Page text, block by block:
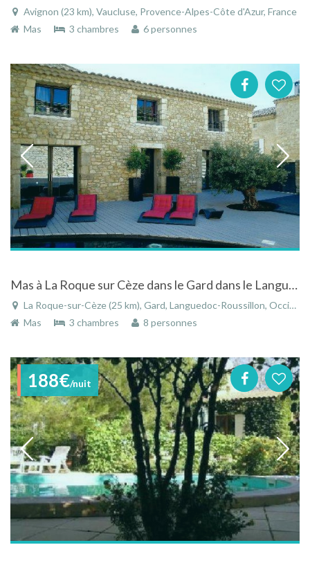
Avignon (23 km), Vaucluse, Provence-Alpes-Côte d'Azur, France
Mas
3 chambres 6 personnes
Mas à La Roque sur Cèze dans le Gard dans le Languedoc-Roussillon entre Avignon et Uzés
La Roque-sur-Cèze (25 km), Gard, Languedoc-Roussillon, Occitanie, France
Mas
3 chambres 8 personnes
188€/nuit